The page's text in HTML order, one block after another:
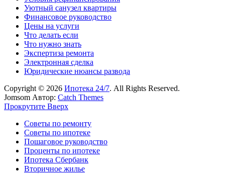
Уютный санузел квартиры
Финансовое руководство
Цены на услуги
Что делать если
Что нужно знать
Экспертиза ремонта
Электронная сделка
Юридические нюансы развода
Copyright © 2026 Ипотека 24/7. All Rights Reserved.
Jomsom Автор: Catch Themes
Прокрутите Вверх
Советы по ремонту
Советы по ипотеке
Пошаговое руководство
Проценты по ипотеке
Ипотека Сбербанк
Вторичное жилье